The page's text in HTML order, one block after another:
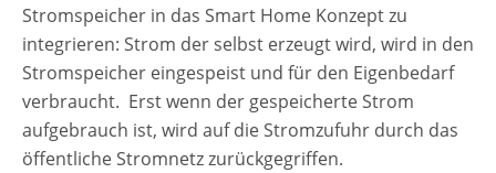
Stromspeicher in das Smart Home Konzept zu
integrieren: Strom der selbst erzeugt wird, wird in den
Stromspeicher eingespeist und für den Eigenbedarf
verbraucht. Erst wenn der gespeicherte Strom
aufgebrauch ist, wird auf die Stromzufuhr durch das
öffentliche Stromnetz zurückgegriffen.